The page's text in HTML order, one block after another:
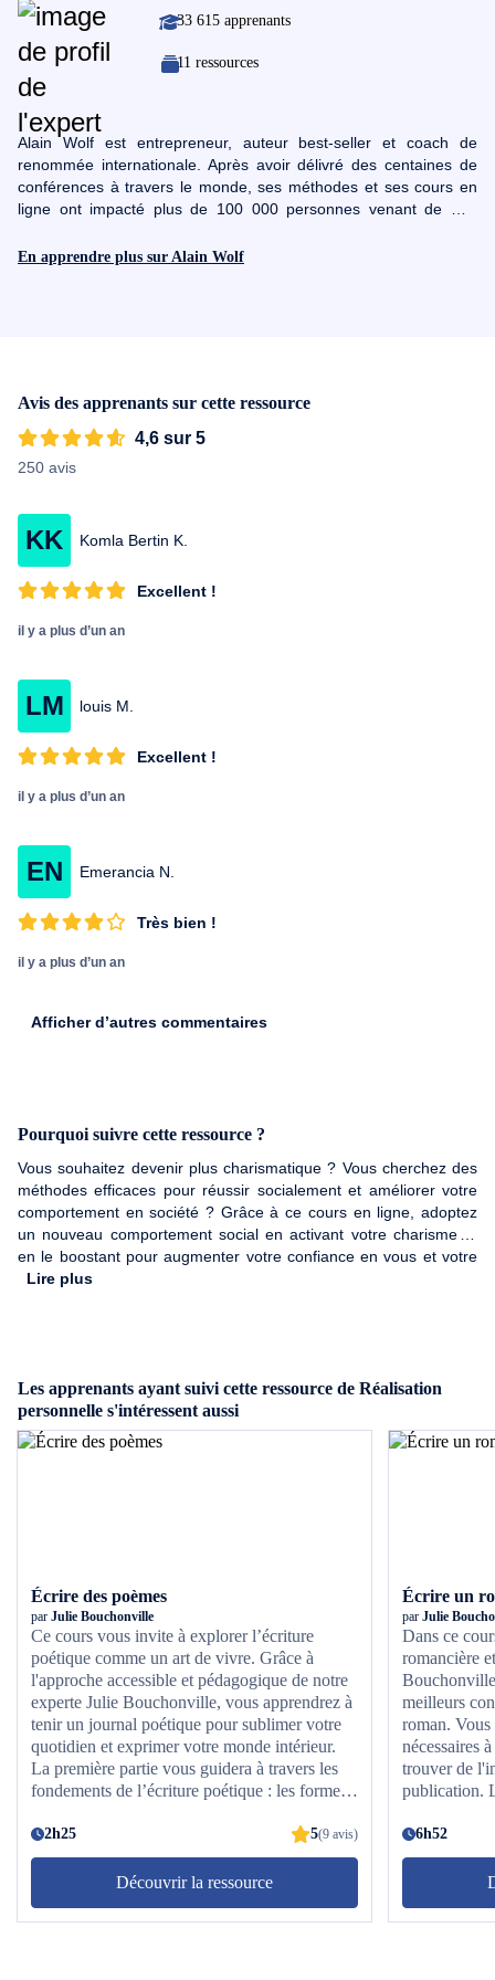
33 615 apprenants
11 ressources
Alain Wolf est entrepreneur, auteur best-seller et coach de
renommée internationale. Après avoir délivré des centaines de
conférences à travers le monde, ses méthodes et ses cours en
ligne ont impacté plus de 100 000 personnes venant de 173
personnel les plus avancées pour transformer la vie d'une
En apprendre plus sur Alain Wolf
Avis des apprenants sur cette ressource
4,6 sur 5
250 avis
KK Komla Bertin K.
Excellent !
il y a plus d’un an
LM louis M.
Excellent !
il y a plus d’un an
EN Emerancia N.
Très bien !
il y a plus d’un an
Afficher d’autres commentaires
Pourquoi suivre cette ressource ?
Vous souhaitez devenir plus charismatique ? Vous cherchez des
méthodes efficaces pour réussir socialement et améliorer votre
comportement en société ? Grâce à ce cours en ligne, adoptez
un nouveau comportement social en activant votre charisme et
en le boostant pour augmenter votre confiance en vous et votre
bien-être au quotidien !
Lire plus
Les apprenants ayant suivi cette ressource de Réalisation
personnelle s'intéressent aussi
Écrire des poèmes
par Julie Bouchonville
Ce cours vous invite à explorer l’écriture
poétique comme un art de vivre. Grâce à
l'approche accessible et pédagogique de notre
experte Julie Bouchonville, vous apprendrez à
tenir un journal poétique pour sublimer votre
quotidien et exprimer votre monde intérieur.
La première partie vous guidera à travers les
fondements de l’écriture poétique : les formes,
poésie peut devenir un outil d’introspection et
de créativité. Dans la seconde partie, place à
la pratique : vous serez accompagné·e pas à
pas pour stimuler votre imagination, observer
différemment ce qui vous entoure et tisser un
2h25 5(9 avis)
Découvrir la ressource
Écrire un
par Julie
Dans ce
romancière
meilleurs
roman. Vous
nécessaires
trouver de
publication.
n'auront
votre
avec les
conseils de
votre
6h52